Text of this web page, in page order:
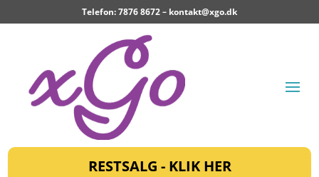
Telefon: 7876 8672 – kontakt@xgo.dk
RESTSALG - KLIK HER